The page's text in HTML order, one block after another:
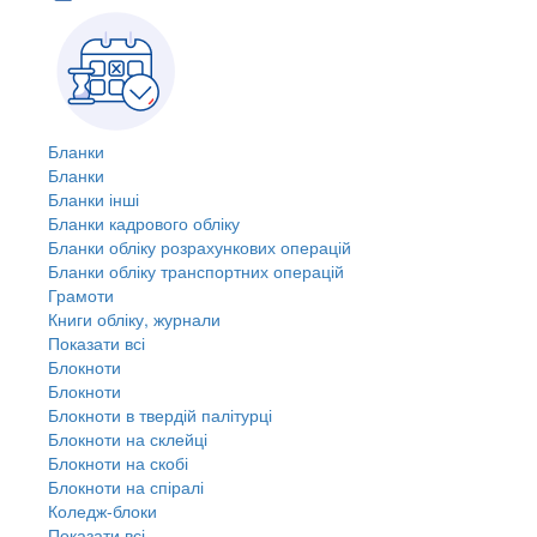
Бланки
Бланки
Бланки інші
Бланки кадрового обліку
Бланки обліку розрахункових операцій
Бланки обліку транспортних операцій
Грамоти
Книги обліку, журнали
Показати всі
Блокноти
Блокноти
Блокноти в твердій палітурці
Блокноти на склейці
Блокноти на скобі
Блокноти на спіралі
Коледж-блоки